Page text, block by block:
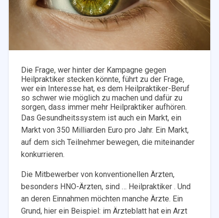
Die Frage, wer hinter der Kampagne gegen
Heilpraktiker stecken könnte, führt zu der Frage,
wer ein Interesse hat, es dem Heilpraktiker-Beruf
so schwer wie möglich zu machen und dafür zu
sorgen, dass immer mehr Heilpraktiker aufhören.
Das Gesundheitssystem ist auch ein Markt, ein
Markt von 350 Milliarden Euro pro Jahr. Ein Markt,
auf dem sich Teilnehmer bewegen, die miteinander
konkurrieren.
Die Mitbewerber von konventionellen Ärzten,
besonders HNO-Ärzten, sind … Heilpraktiker . Und
an deren Einnahmen möchten manche Ärzte. Ein
Grund, hier ein Beispiel: im Ärzteblatt hat ein Arzt